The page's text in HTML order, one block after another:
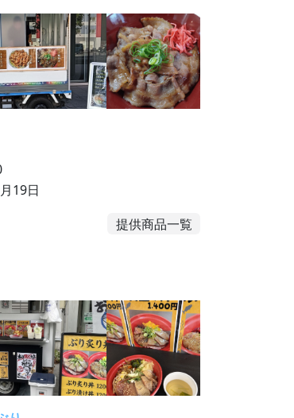
19日
提供商品一覧